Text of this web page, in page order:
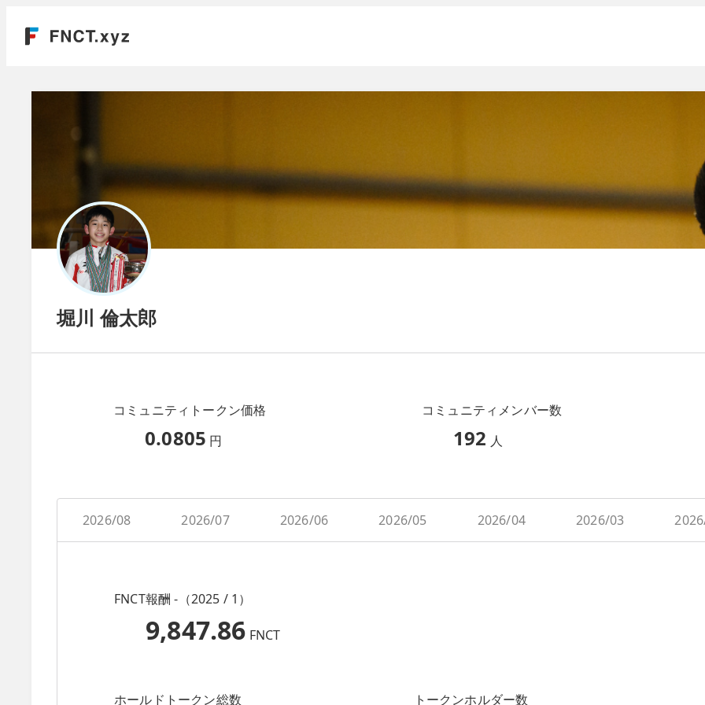
堀川 倫太郎
コミュニティトークン価格
0.0805 円
コミュニティメンバー数
192 人
2026/08 2026/07 2026/06 2026/05 2026/04 2026/03
FNCT報酬 -（2025 / 1）
9,847.86 FNCT
ホールドトークン総数 トークンホルダー数